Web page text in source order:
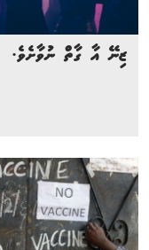
ޒިނޭ އާ ގާތް ނުވާށެވެ.